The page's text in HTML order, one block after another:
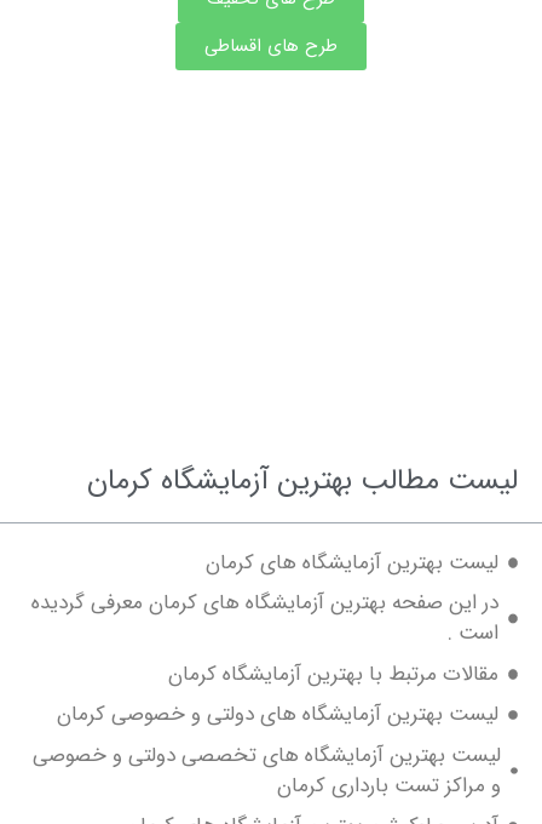
طرح های اقساطی
مطالب بهترین آزمایشگاه کرمان
بهترین آزمایشگاه های کرمان
این صفحه بهترین آزمایشگاه های کرمان معرفی گردیده
.
مرتبط با بهترین آزمایشگاه کرمان
بهترین آزمایشگاه های دولتی و خصوصی کرمان
بهترین آزمایشگاه های تخصصی دولتی و خصوصی
تست بارداری کرمان